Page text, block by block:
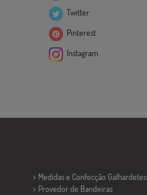
Twitter
Pinterest
Instagram
> Medidas e Confecção Galhardetes
> Provedor de Bandeiras